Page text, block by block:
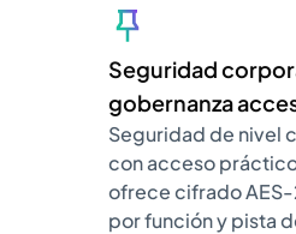
Seguridad
gobernanza
Seguridad de nivel
con acceso
ofrece cifrado
por función y pista